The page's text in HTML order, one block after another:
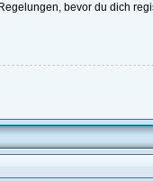
bevor du dich